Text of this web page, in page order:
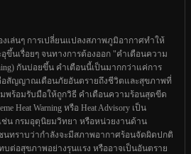
เล่นๆ การเปลี่ยนแปลงสภาพภูมิอากาศทำให้
ขึ้นเรื่อยๆ จนทางการต้องออก "คำเตือนความ
กันบ่อยขึ้น คำเตือนนี้เป็นมากกว่าแค่การ
สัญญาณเตือนภัยอันตรายถึงชีวิตและสุขภาพที่
มพร้อมรับมือให้ถูกวิธี คำเตือนความร้อนสุดขีด
Heat Warning หรือ Heat Advisory เป็น
ช่น กรมอุตุนิยมวิทยา หรือหน่วยงานด้าน
นทราบว่ากำลังจะมีสภาพอากาศร้อนจัดผิดปกติ
บต่อสุขภาพอย่างรุนแรง หรืออาจเป็นอันตราย